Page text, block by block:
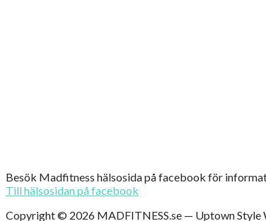
Besök Madfitness hälsosida på facebook för
Till hälsosidan på facebook
Copyright © 2026 MADFITNESS.se — Uptown Style